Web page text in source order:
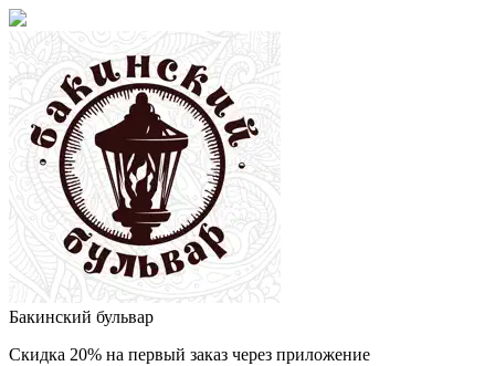
Бакинский бульвар
Скидка 20% на первый заказ через приложение